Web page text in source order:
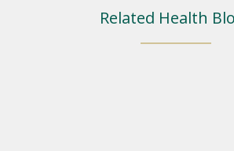
Related Health